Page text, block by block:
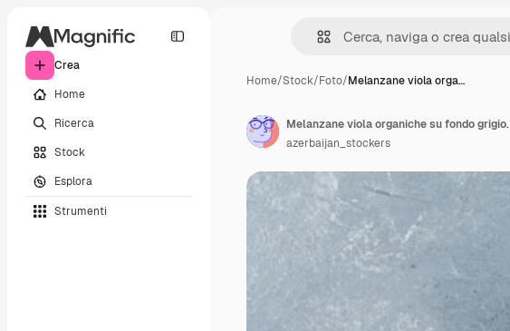
Crea
Home
Ricerca
Stock
Esplora
Strumenti
Home/Stock/Foto/Melanzane viola orga…
Melanzane viola organiche su fondo grigio.
azerbaijan_stockers